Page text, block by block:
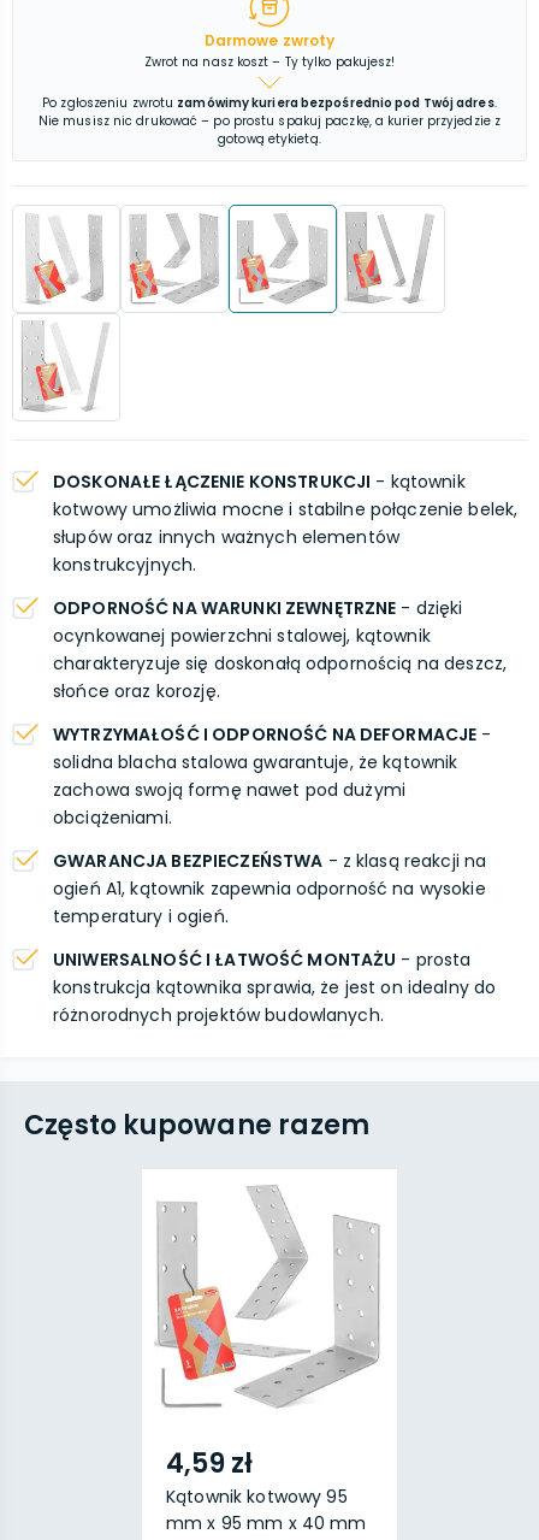
Darmowe zwroty
Zwrot na nasz koszt – Ty tylko pakujesz!
Po zgłoszeniu zwrotu zamówimy kuriera bezpośrednio pod Twój adres.
Nie musisz nic drukować – po prostu spakuj paczkę, a kurier przyjedzie z
gotową etykietą.
DOSKONAŁE ŁĄCZENIE KONSTRUKCJI - kątownik
kotwowy umożliwia mocne i stabilne połączenie belek,
słupów oraz innych ważnych elementów
konstrukcyjnych.
ODPORNOŚĆ NA WARUNKI ZEWNĘTRZNE - dzięki
ocynkowanej powierzchni stalowej, kątownik
charakteryzuje się doskonałą odpornością na deszcz,
słońce oraz korozję.
WYTRZYMAŁOŚĆ I ODPORNOŚĆ NA DEFORMACJE -
solidna blacha stalowa gwarantuje, że kątownik
zachowa swoją formę nawet pod dużymi
obciążeniami.
GWARANCJA BEZPIECZEŃSTWA - z klasą reakcji na
ogień A1, kątownik zapewnia odporność na wysokie
temperatury i ogień.
UNIWERSALNOŚĆ I ŁATWOŚĆ MONTAŻU - prosta
konstrukcja kątownika sprawia, że jest on idealny do
różnorodnych projektów budowlanych.
Często kupowane razem
4,59 zł
Kątownik kotwowy 95
mm x 95 mm x 40 mm